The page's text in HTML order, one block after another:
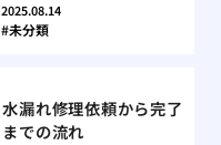
2025.08.14
未分類
水漏れ修理依頼から完了
までの流れ